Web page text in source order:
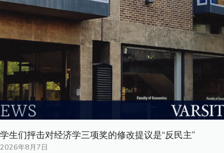
学生们抨击对经济学三项奖的修改提议是“反民主”
2026年8月7日